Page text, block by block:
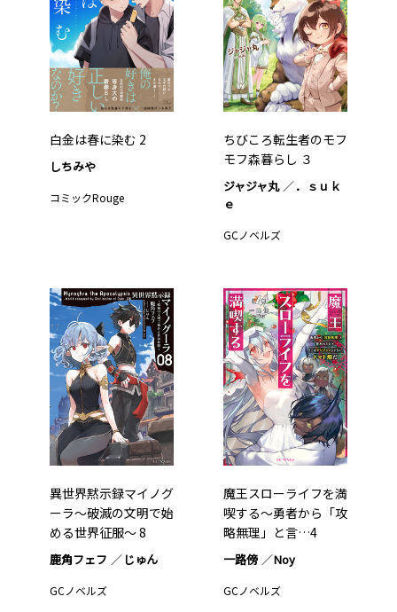
白金は春に染む 2
しちみや
コミックRouge
ちびころ転生者のモフ
モフ森暮らし ３
ジャジャ丸
．ｓｕｋ
ｅ
GCノベルズ
異世界黙示録マイノグ
ーラ～破滅の文明で始
める世界征服～ 8
鹿角フェフ じゅん
GCノベルズ
魔王スローライフを満
喫する～勇者から「攻
略無理」と言…4
一路傍 Noy
GCノベルズ